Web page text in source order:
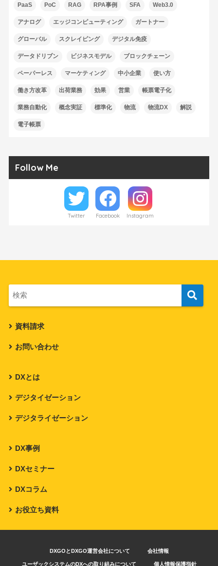
PaaS PoC RAG RPA事例 SFA Web3.0
アナログ エッジコンピューティング ガートナー
グローバル スクレイピング デジタル免疫
データドリブン ビジネスモデル ブロックチェーン
ペーパーレス マーケティング 中小企業 使い方
働き方改革 出荷業務 効果 営業 帳票電子化
業務自動化 概念実証 標準化 物流 物流DX 解説
電子帳票
Follow Me
Twitter Facebook Instagram
資料請求
お問い合わせ
DXとは
デジタイゼーション
デジタライゼーション
DX事例
DXセミナー
DXコラム
お役立ち資料
DXGOとDXGO運営会社について 会社情報
ユーザックシステムのDXへの取り組みについて 個人情報保護指針